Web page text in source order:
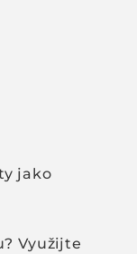
jako
Využijte